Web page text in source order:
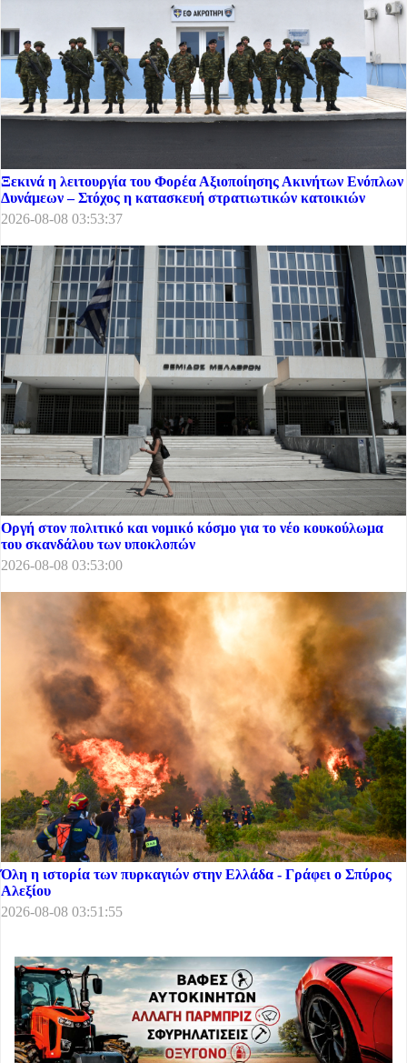
Ξεκινά η λειτουργία του Φορέα Αξιοποίησης Ακινήτων Ενόπλων
Δυνάμεων – Στόχος η κατασκευή στρατιωτικών κατοικιών
2026-08-08 03:53:37
Οργή στον πολιτικό και νομικό κόσμο για το νέο κουκούλωμα
του σκανδάλου των υποκλοπών
2026-08-08 03:53:00
Όλη η ιστορία των πυρκαγιών στην Ελλάδα - Γράφει ο Σπύρος
Αλεξίου
2026-08-08 03:51:55